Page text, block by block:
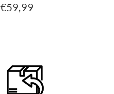
Prix
€59,99